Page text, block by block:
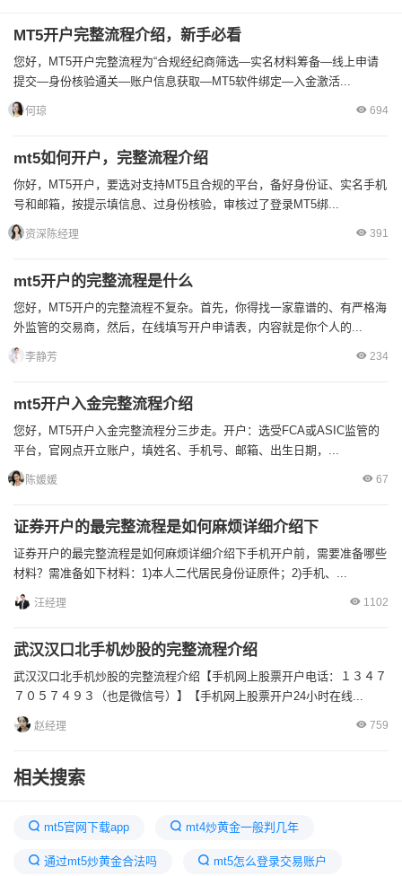
MT5开户完整流程介绍，新手必看
您好，MT5开户完整流程为“合规经纪商筛选—实名材料筹备—线上申请
提交—身份核验通关—账户信息获取—MT5软件绑定—入金激活...
何琼 694
mt5如何开户，完整流程介绍
你好，MT5开户，要选对支持MT5且合规的平台，备好身份证、实名手机
号和邮箱，按提示填信息、过身份核验，审核过了登录MT5绑...
资深陈经理 391
mt5开户的完整流程是什么
您好，MT5开户的完整流程不复杂。首先，你得找一家靠谱的、有严格海
外监管的交易商，然后，在线填写开户申请表，内容就是你个人的...
李静芳 234
mt5开户入金完整流程介绍
您好，MT5开户入金完整流程分三步走。开户：选受FCA或ASIC监管的
平台，官网点开立账户，填姓名、手机号、邮箱、出生日期，...
陈媛媛 67
证券开户的最完整流程是如何麻烦详细介绍下
证券开户的最完整流程是如何麻烦详细介绍下手机开户前，需要准备哪些
材料？需准备如下材料：1)本人二代居民身份证原件；2)手机、...
汪经理 1102
武汉汉口北手机炒股的完整流程介绍
武汉汉口北手机炒股的完整流程介绍【手机网上股票开户电话：１３４７
７０５７４９３（也是微信号）】【手机网上股票开户24小时在线...
赵经理 759
相关搜索
mt5官网下载app mt4炒黄金一般判几年
通过mt5炒黄金合法吗 mt5怎么登录交易账户